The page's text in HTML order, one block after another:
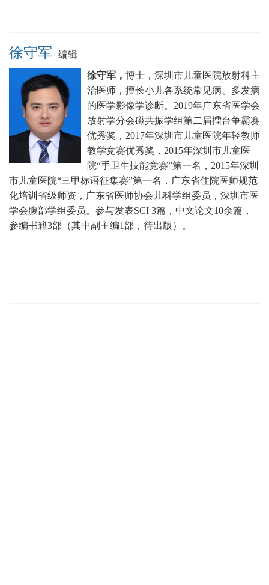
徐守军 编辑
徐守军， 博士，深圳市儿童医院放射科主
治医师，擅长小儿各系统常见病、多发病
的医学影像学诊断。 2019年广东省医学会
放射学分会磁共振学组第二届擂台争霸赛
优秀奖，2017年深圳市儿童医院年轻教师
教学竞赛优秀奖，2015年深圳市儿童医
院“手卫生技能竞赛”第一名，2015年深圳
市儿童医院“三甲标语征集赛”第一名，广东省住院医师规范
化培训省级师资，广东省医师协会儿科学组委员，深圳市医
学会腹部学组委员。 参与发表SCI 3篇，中文论文10余篇，
参编书籍3部（其中副主编1部，待出版）。